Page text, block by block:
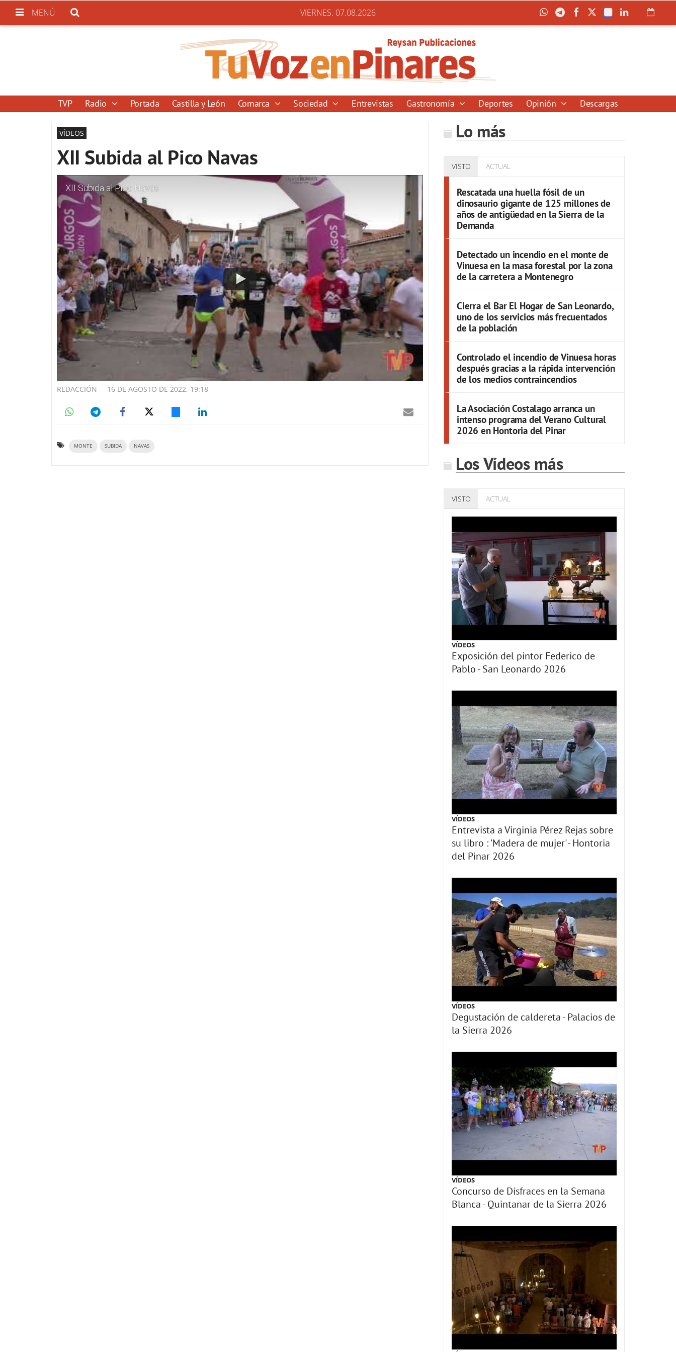
MENÚ VIERNES. 07.08.2026
TVP Radio Portada Castilla y León Comarca Sociedad Entrevistas Gastronomía Deportes Opinión Descargas
VÍDEOS
XII Subida al Pico Navas
XII Subida al Pico Navas
16 DE AGOSTO DE 2022, 19:18
REDACCIÓN
MONTE SUBIDA NAVAS
Lo más
VISTO ACTUAL
Rescatada una huella fósil de un
dinosaurio gigante de 125 millones de
años de antigüedad en la Sierra de la
Demanda
Detectado un incendio en el monte de
Vinuesa en la masa forestal por la zona
de la carretera a Montenegro
Cierra el Bar El Hogar de San Leonardo,
uno de los servicios más frecuentados
de la población
Controlado el incendio de Vinuesa horas
después gracias a la rápida intervención
de los medios contraincendios
La Asociación Costalago arranca un
intenso programa del Verano Cultural
2026 en Hontoria del Pinar
Los Vídeos más
VISTO ACTUAL
VÍDEOS
Exposición del pintor Federico de
Pablo - San Leonardo 2026
VÍDEOS
Entrevista a Virginia Pérez Rejas sobre
su libro : 'Madera de mujer' - Hontoria
del Pinar 2026
VÍDEOS
Degustación de caldereta - Palacios de
la Sierra 2026
VÍDEOS
Concurso de Disfraces en la Semana
Blanca - Quintanar de la Sierra 2026